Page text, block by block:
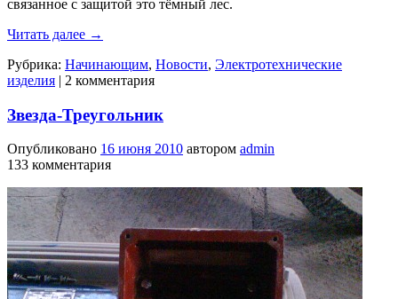
связанное с защитой это тёмный лес.
Читать далее →
Рубрика: Начинающим, Новости, Электротехнические
изделия | 2 комментария
Звезда-Треугольник
Опубликовано 16 июня 2010 автором admin
133 комментария